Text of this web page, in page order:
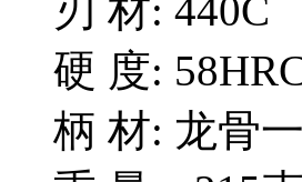
刃 材: 440C
硬 度:
柄 材: 龙骨